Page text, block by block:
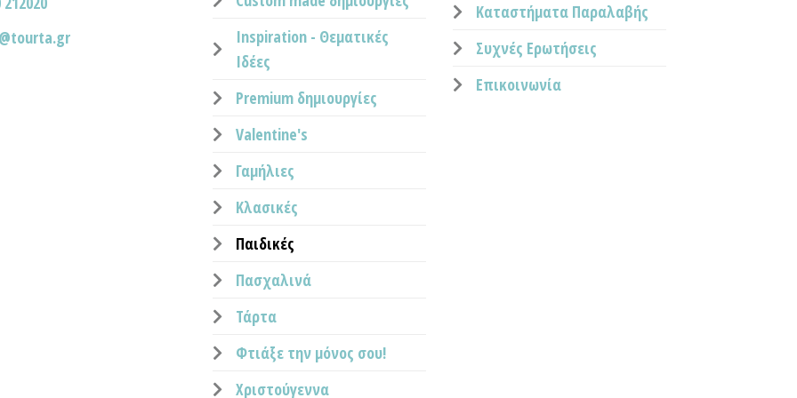
Inspiration - Θεματικές
Ιδέες
Premium δημιουργίες
Valentine's
Γαμήλιες
Κλασικές
Παιδικές
Πασχαλινά
Τάρτα
Φτιάξε την μόνος σου!
Χριστούγεννα
Καταστήματα Παραλαβής
Συχνές Ερωτήσεις
Επικοινωνία